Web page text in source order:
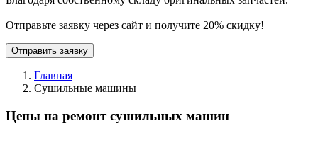
Отправьте заявку через сайт и получите 20% скидку!
Отправить заявку
Главная
Сушильные машины
Цены на ремонт сушильных машин